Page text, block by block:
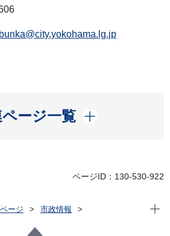
ページ一覧
開く
ページID：130-530-922
ージ
市政情報
ツ文化局
現在